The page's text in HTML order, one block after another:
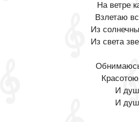
На ветре
Взлетаю
Из
Из света
И
И